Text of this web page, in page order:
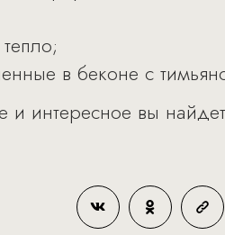
в беконе с
и интересное вы